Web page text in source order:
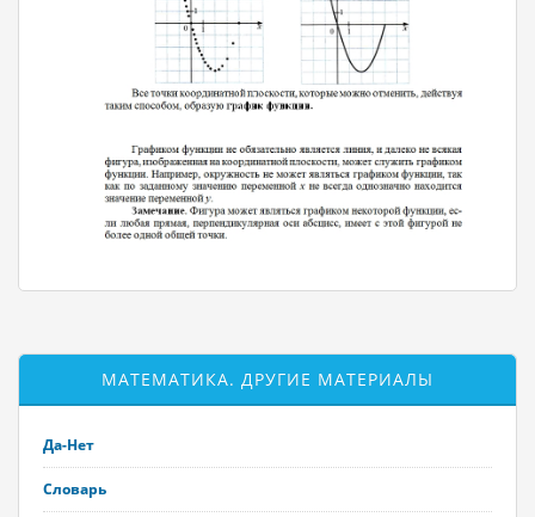
МАТЕМАТИКА. ДРУГИЕ МАТЕРИАЛЫ
Да-Нет
Словарь